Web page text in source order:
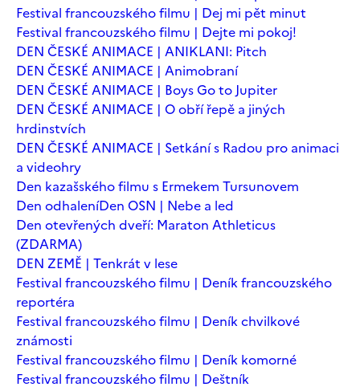
Festival francouzského filmu | Dej mi pět minut
Festival francouzského filmu | Dejte mi pokoj!
DEN ČESKÉ ANIMACE | ANIKLANI: Pitch
DEN ČESKÉ ANIMACE | Animobraní
DEN ČESKÉ ANIMACE | Boys Go to Jupiter
DEN ČESKÉ ANIMACE | O obří řepě a jiných
hrdinstvích
DEN ČESKÉ ANIMACE | Setkání s Radou pro animaci
a videohry
Den kazašského filmu s Ermekem Tursunovem
Den odhaleníDen OSN | Nebe a led
Den otevřených dveří: Maraton Athleticus
(ZDARMA)
DEN ZEMĚ | Tenkrát v lese
Festival francouzského filmu | Deník francouzského
reportéra
Festival francouzského filmu | Deník chvilkové
známosti
Festival francouzského filmu | Deník komorné
Festival francouzského filmu | Deštník